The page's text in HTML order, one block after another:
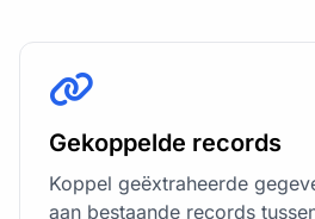
Gekoppelde records
Koppel geëxtraheerde
aan bestaande records